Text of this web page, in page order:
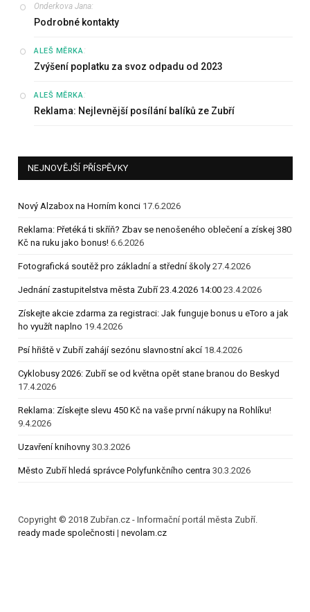
Onderkova Jana:
Podrobné kontakty
ALEŠ MĚRKA:
Zvýšení poplatku za svoz odpadu od 2023
ALEŠ MĚRKA:
Reklama: Nejlevnější posílání balíků ze Zubří
NEJNOVĚJŠÍ PŘÍSPĚVKY
Nový Alzabox na Horním konci 17.6.2026
Reklama: Přetéká ti skříň? Zbav se nenošeného oblečení a získej 380
Kč na ruku jako bonus! 6.6.2026
Fotografická soutěž pro základní a střední školy 27.4.2026
Jednání zastupitelstva města Zubří 23.4.2026 14:00 23.4.2026
Získejte akcie zdarma za registraci: Jak funguje bonus u eToro a jak
ho využít naplno 19.4.2026
Psí hřiště v Zubří zahájí sezónu slavnostní akcí 18.4.2026
Cyklobusy 2026: Zubří se od května opět stane branou do Beskyd
17.4.2026
Reklama: Získejte slevu 450 Kč na vaše první nákupy na Rohlíku!
9.4.2026
Uzavření knihovny 30.3.2026
Město Zubří hledá správce Polyfunkčního centra 30.3.2026
Copyright © 2018 Zubřan.cz - Informační portál města Zubří.
ready made společnosti | nevolam.cz